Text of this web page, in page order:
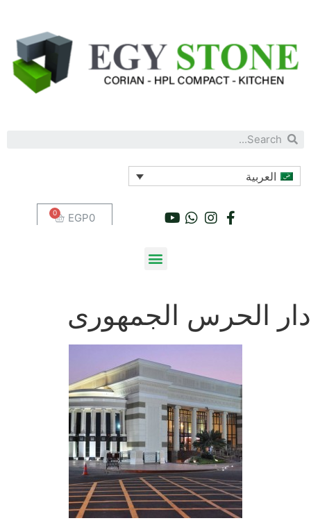
العربية
EGP0
دار الحرس الجمهورى